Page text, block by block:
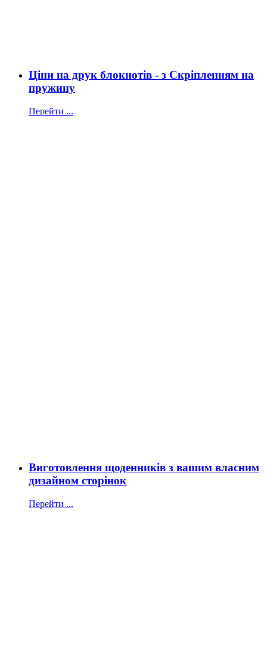
Ціни на друк блокнотів - з Скріпленням на
пружину
Перейти ...
Виготовлення щоденників з вашим власним
дизайном сторінок
Перейти ...